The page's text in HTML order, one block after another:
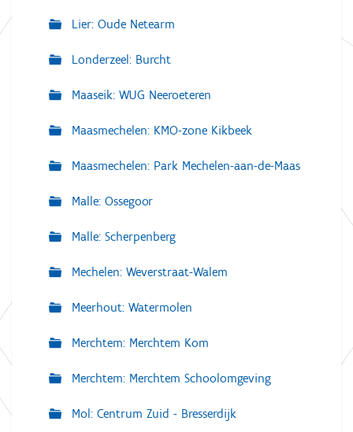
Lier: Oude Netearm
Londerzeel: Burcht
Maaseik: WUG Neeroeteren
Maasmechelen: KMO-zone Kikbeek
Maasmechelen: Park Mechelen-aan-de-Maas
Malle: Ossegoor
Malle: Scherpenberg
Mechelen: Weverstraat-Walem
Meerhout: Watermolen
Merchtem: Merchtem Kom
Merchtem: Merchtem Schoolomgeving
Mol: Centrum Zuid - Bresserdijk